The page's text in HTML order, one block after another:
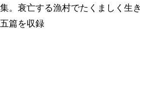
。衰亡する漁村でたくましく生き
篇を収録